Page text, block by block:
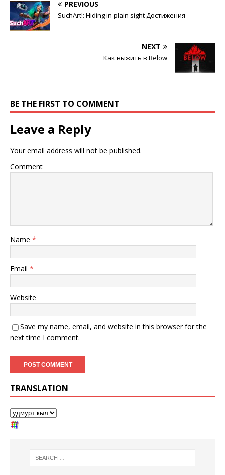
PREVIOUS
SuchArt!: Hiding in plain sight Достижения
NEXT
Как выжить в Below
BE THE FIRST TO COMMENT
Leave a Reply
Your email address will not be published.
Comment
Name *
Email *
Website
Save my name, email, and website in this browser for the
next time I comment.
TRANSLATION